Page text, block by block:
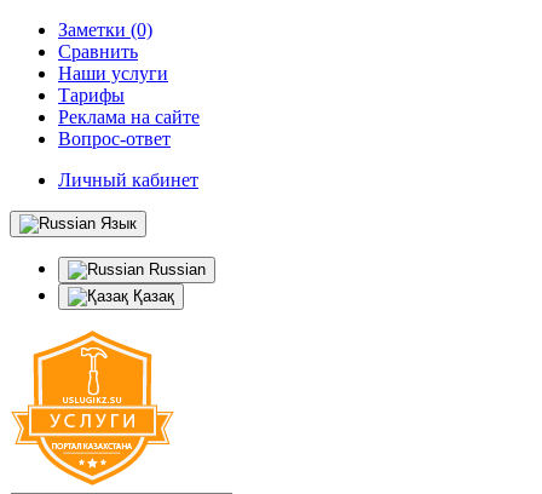
Заметки (0)
Сравнить
Наши услуги
Тарифы
Реклама на сайте
Вопрос-ответ
Личный кабинет
Язык
Russian
Қазақ